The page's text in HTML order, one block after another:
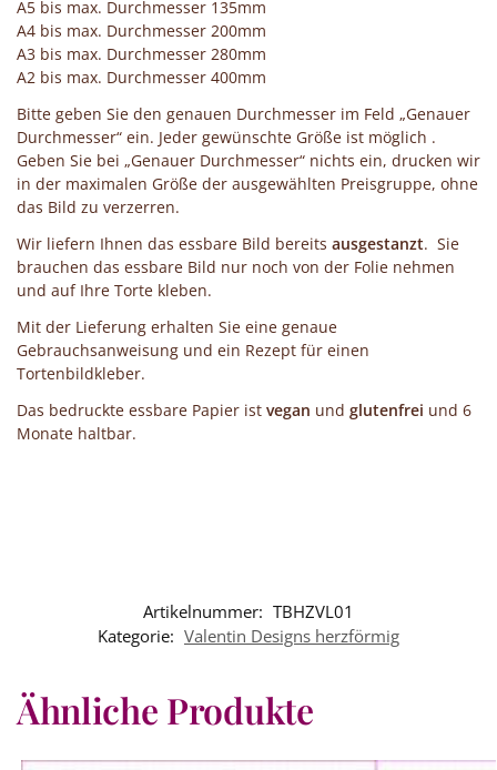
A5 bis max. Durchmesser 135mm
A4 bis max. Durchmesser 200mm
A3 bis max. Durchmesser 280mm
A2 bis max. Durchmesser 400mm
Bitte geben Sie den genauen Durchmesser im Feld „Genauer
Durchmesser“ ein. Jeder gewünschte Größe ist möglich .
Geben Sie bei „Genauer Durchmesser“ nichts ein, drucken wir
in der maximalen Größe der ausgewählten Preisgruppe, ohne
das Bild zu verzerren.
Wir liefern Ihnen das essbare Bild bereits ausgestanzt. Sie
brauchen das essbare Bild nur noch von der Folie nehmen
und auf Ihre Torte kleben.
Mit der Lieferung erhalten Sie eine genaue
Gebrauchsanweisung und ein Rezept für einen
Tortenbildkleber.
Das bedruckte essbare Papier ist vegan und glutenfrei und 6
Monate haltbar.
Artikelnummer: TBHZVL01
Kategorie: Valentin Designs herzförmig
Ähnliche Produkte